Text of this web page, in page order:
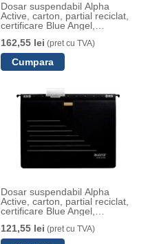
Dosar suspendabil Alpha
Active, carton, partial reciclat,
certificare Blue Angel,
Leitz
162,55 lei (pret cu TVA)
Dosar suspendabil Alpha
Active, carton, partial reciclat,
certificare Blue Angel,
buc/set, negru, Leitz
121,55 lei (pret cu TVA)